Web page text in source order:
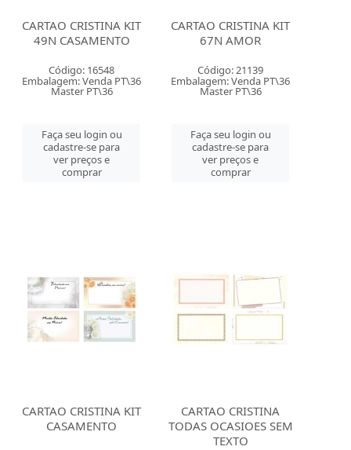
CARTAO CRISTINA KIT
49N CASAMENTO
Código: 16548
Embalagem: Venda PT\36
Master PT\36
Faça seu login ou
cadastre-se para
ver preços e
comprar
CARTAO CRISTINA KIT
67N AMOR
Código: 21139
Embalagem: Venda PT\36
Master PT\36
Faça seu login ou
cadastre-se para
ver preços e
comprar
CARTAO CRISTINA KIT
CASAMENTO
CARTAO CRISTINA
TODAS OCASIOES SEM
TEXTO